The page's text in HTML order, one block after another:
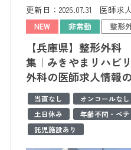
更新日： 2026.07.31 医師求
NEW 非常勤 整形
【兵庫県】整形外科
集｜みきやまリハビ
外科の医師求人情報
当直なし オンコールなし
土日休み
年齢不問・ベ
託児施設あり